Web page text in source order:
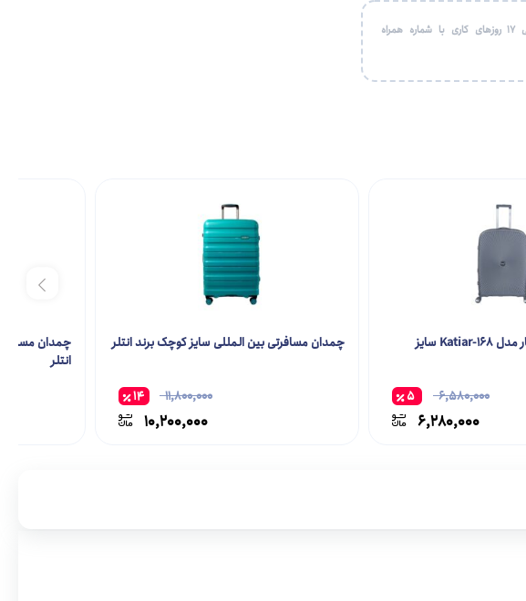
جهت دریافت مشاوره می‌توانید در ساعات 9 الی 17 روزهای کاری با شماره همراه
چمدان وارداتی کاتیار مدل Katiar-168 سایز
6,580,000
6,280,000
5
چمدان مسافرتی بین المللی سایز کوچک برند انتلر
11,800,000
10,200,000
14
چمدان
انتلر